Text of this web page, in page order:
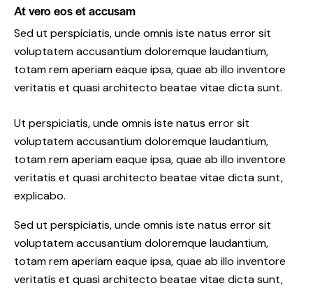
At vero eos et accusam
Sed ut perspiciatis, unde omnis iste natus error sit
voluptatem accusantium doloremque laudantium,
totam rem aperiam eaque ipsa, quae ab illo inventore
veritatis et quasi architecto beatae vitae dicta sunt.
Ut perspiciatis, unde omnis iste natus error sit
voluptatem accusantium doloremque laudantium,
totam rem aperiam eaque ipsa, quae ab illo inventore
veritatis et quasi architecto beatae vitae dicta sunt,
explicabo.
Sed ut perspiciatis, unde omnis iste natus error sit
voluptatem accusantium doloremque laudantium,
totam rem aperiam eaque ipsa, quae ab illo inventore
veritatis et quasi architecto beatae vitae dicta sunt,